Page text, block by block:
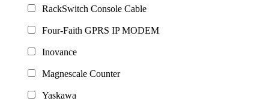
RackSwitch Console Cable
Four-Faith GPRS IP MODEM
Inovance
Magnescale Counter
Yaskawa